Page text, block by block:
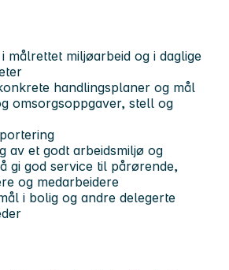
målrettet miljøarbeid og i daglige
handlingsplaner og mål
omsorgsoppgaver, stell og
av et godt arbeidsmiljø og
gi god service til pårørende,
og medarbeidere
i bolig og andre delegerte